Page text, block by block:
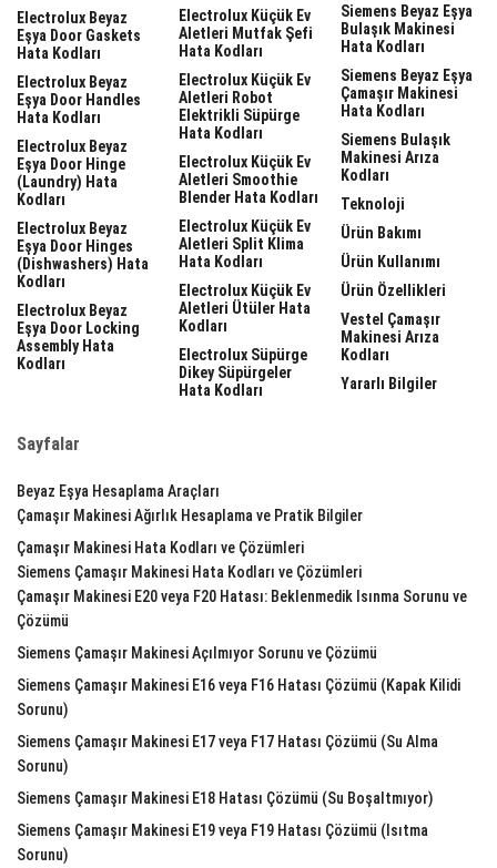
Electrolux Beyaz
Eşya Door Gaskets
Hata Kodları
Electrolux Beyaz
Eşya Door Handles
Hata Kodları
Electrolux Beyaz
Eşya Door Hinge
(laundry) Hata
Kodları
Electrolux Beyaz
Eşya Door Hinges
(dishwashers) Hata
Kodları
Electrolux Beyaz
Eşya Door Locking
Assembly Hata
Kodları
Electrolux Küçük Ev
Aletleri Mutfak Şefi
Hata Kodları
Electrolux Küçük Ev
Aletleri Robot
Elektrikli Süpürge
Hata Kodları
Electrolux Küçük Ev
Aletleri Smoothie
Blender Hata Kodları
Electrolux Küçük Ev
Aletleri Split Klima
Hata Kodları
Electrolux Küçük Ev
Aletleri Ütüler Hata
Kodları
Electrolux Süpürge
Dikey Süpürgeler
Hata Kodları
Siemens Beyaz Eşya
Bulaşık Makinesi
Hata Kodları
Siemens Beyaz Eşya
Çamaşır Makinesi
Hata Kodları
Siemens Bulaşık
Makinesi Arıza
Kodları
Teknoloji
Ürün Bakımı
Ürün Kullanımı
Ürün Özellikleri
Vestel Çamaşır
Makinesi Arıza
Kodları
Yararlı Bilgiler
Sayfalar
Beyaz Eşya Hesaplama Araçları
Çamaşır Makinesi Ağırlık Hesaplama ve Pratik Bilgiler
Çamaşır Makinesi Hata Kodları ve Çözümleri
Siemens Çamaşır Makinesi Hata Kodları ve Çözümleri
Çamaşır Makinesi E20 veya F20 Hatası: Beklenmedik Isınma Sorunu ve
Çözümü
Siemens Çamaşır Makinesi Açılmıyor Sorunu ve Çözümü
Siemens Çamaşır Makinesi E16 veya F16 Hatası Çözümü (Kapak Kilidi
Sorunu)
Siemens Çamaşır Makinesi E17 veya F17 Hatası Çözümü (Su Alma
Sorunu)
Siemens Çamaşır Makinesi E18 Hatası Çözümü (Su Boşaltmıyor)
Siemens Çamaşır Makinesi E19 veya F19 Hatası Çözümü (Isıtma
Sorunu)